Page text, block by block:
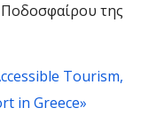
της
Tourism,
in Greece»